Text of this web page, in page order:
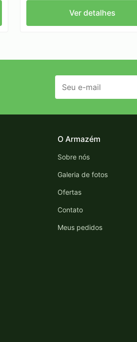
Ver detalhes
O Armazém
Sobre nós
Galeria de fotos
Ofertas
Contato
Meus pedidos